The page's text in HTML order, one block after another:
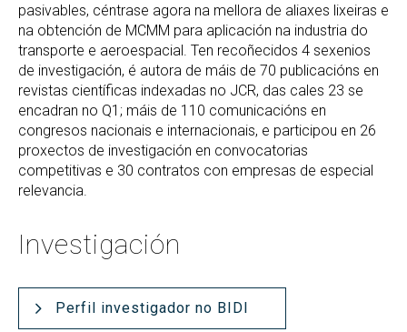
pasivables, céntrase agora na mellora de aliaxes lixeiras e
na obtención de MCMM para aplicación na industria do
transporte e aeroespacial. Ten recoñecidos 4 sexenios
de investigación, é autora de máis de 70 publicacións en
revistas científicas indexadas no JCR, das cales 23 se
encadran no Q1; máis de 110 comunicacións en
congresos nacionais e internacionais, e participou en 26
proxectos de investigación en convocatorias
competitivas e 30 contratos con empresas de especial
relevancia.
Investigación
Perfil investigador no BIDI